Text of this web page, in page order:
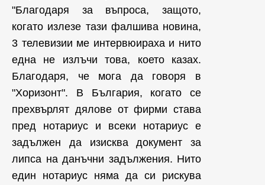
"Благодаря за въпроса, защото,
когато излезе тази фалшива новина,
3 телевизии ме интервюираха и нито
една не излъчи това, което казах.
Благодаря, че мога да говоря в
"Хоризонт". В България, когато се
прехвърлят дялове от фирми става
пред нотариус и всеки нотариус е
задължен да изисква документ за
липса на данъчни задължения. Нито
един нотариус няма да си рискува